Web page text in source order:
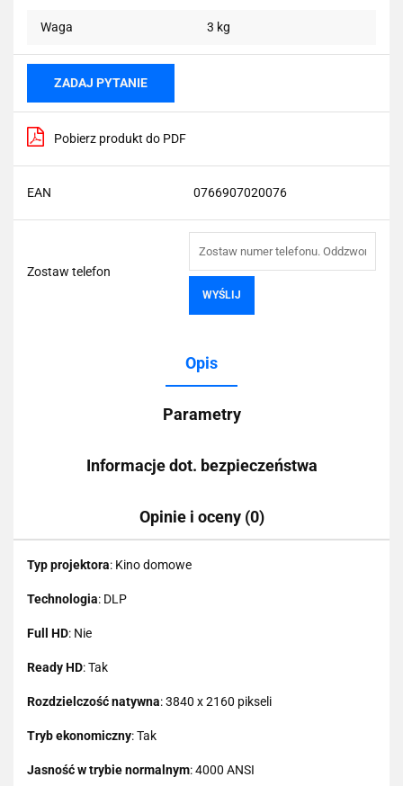
Waga 3 kg
ZADAJ PYTANIE
Pobierz produkt do PDF
EAN 0766907020076
Zostaw telefon
WYŚLIJ
Opis
Parametry
Informacje dot. bezpieczeństwa
Opinie i oceny (0)
Typ projektora: Kino domowe
Technologia: DLP
Full HD: Nie
Ready HD: Tak
Rozdzielczość natywna: 3840 x 2160 pikseli
Tryb ekonomiczny: Tak
Jasność w trybie normalnym: 4000 ANSI